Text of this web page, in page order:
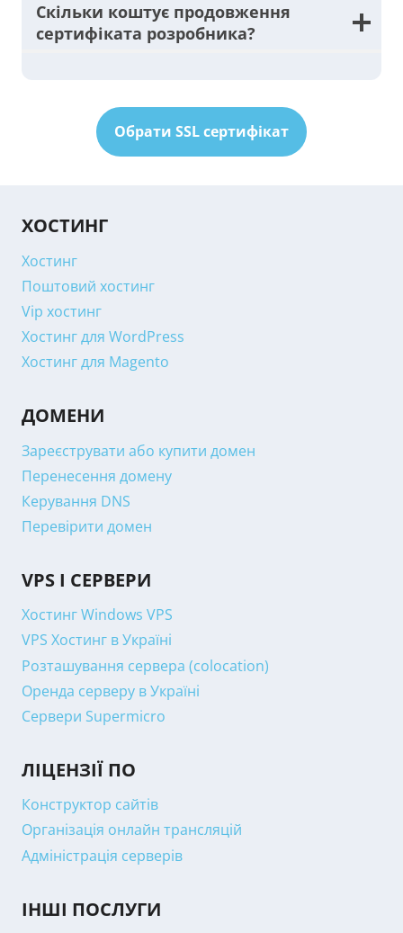
Скільки коштує продовження
сертифіката розробника?
Обрати SSL сертифікат
ХОСТИНГ
Хостинг
Поштовий хостинг
Vip хостинг
Хостинг для WordPress
Хостинг для Magento
ДОМЕНИ
Зареєструвати або купити домен
Перенесення домену
Керування DNS
Перевірити домен
VPS І СЕРВЕРИ
Хостинг Windows VPS
VPS Хостинг в Україні
Розташування сервера (colocation)
Оренда серверу в Україні
Сервери Supermicro
ЛІЦЕНЗІЇ ПО
Конструктор сайтів
Організація онлайн трансляцій
Адміністрація серверів
ІНШІ ПОСЛУГИ